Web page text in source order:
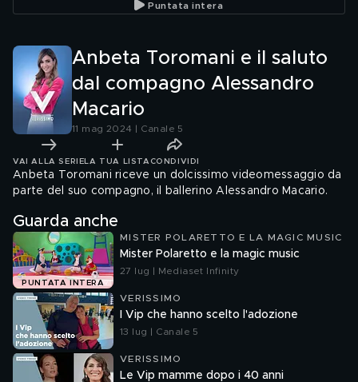
Puntata intera
Anbeta Toromani e il saluto
dal compagno Alessandro
Macario
11 mag 2024 | Canale 5
VAI ALLA SERIE LA TUA LISTA CONDIVIDI
Anbeta Toromani riceve un dolcissimo videomessaggio da
parte del suo compagno, il ballerino Alessandro Macario.
Guarda anche
PUNTATA INTERA
MISTER POLARETTO E LA MAGIC MUSIC
Mister Polaretto e la magic music
27 lug | Mediaset Infinity
VERISSIMO
I Vip che hanno scelto l'adozione
13 lug | Canale 5
VERISSIMO
Le Vip mamme dopo i 40 anni